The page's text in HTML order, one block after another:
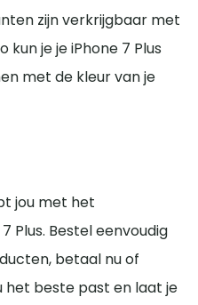
zijn verkrijgbaar met
je je iPhone 7 Plus
met de kleur van je
jou met het
Plus. Bestel eenvoudig
betaal nu of
het beste past en laat je